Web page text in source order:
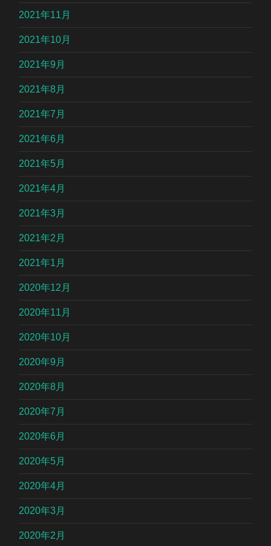
2021年11月
2021年10月
2021年9月
2021年8月
2021年7月
2021年6月
2021年5月
2021年4月
2021年3月
2021年2月
2021年1月
2020年12月
2020年11月
2020年10月
2020年9月
2020年8月
2020年7月
2020年6月
2020年5月
2020年4月
2020年3月
2020年2月